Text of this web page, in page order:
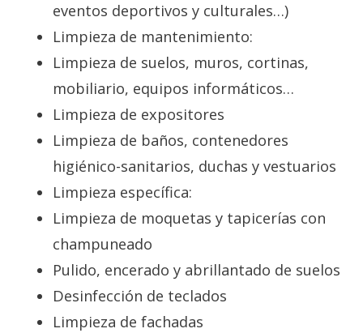
eventos deportivos y culturales…)
Limpieza de mantenimiento:
Limpieza de suelos, muros, cortinas,
mobiliario, equipos informáticos…
Limpieza de expositores
Limpieza de baños, contenedores
higiénico-sanitarios, duchas y vestuarios
Limpieza específica:
Limpieza de moquetas y tapicerías con
champuneado
Pulido, encerado y abrillantado de suelos
Desinfección de teclados
Limpieza de fachadas